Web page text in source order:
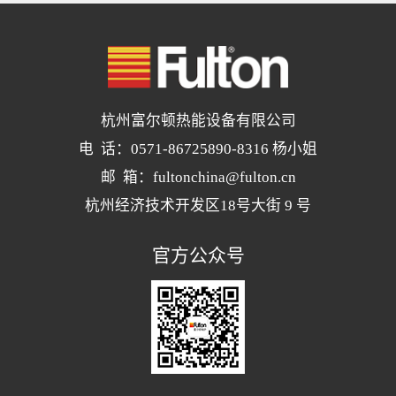
杭州富尔顿热能设备有限公司
电 话：0571-86725890-8316 杨小姐
邮 箱：fultonchina@fulton.cn
杭州经济技术开发区18号大街 9 号
官方公众号